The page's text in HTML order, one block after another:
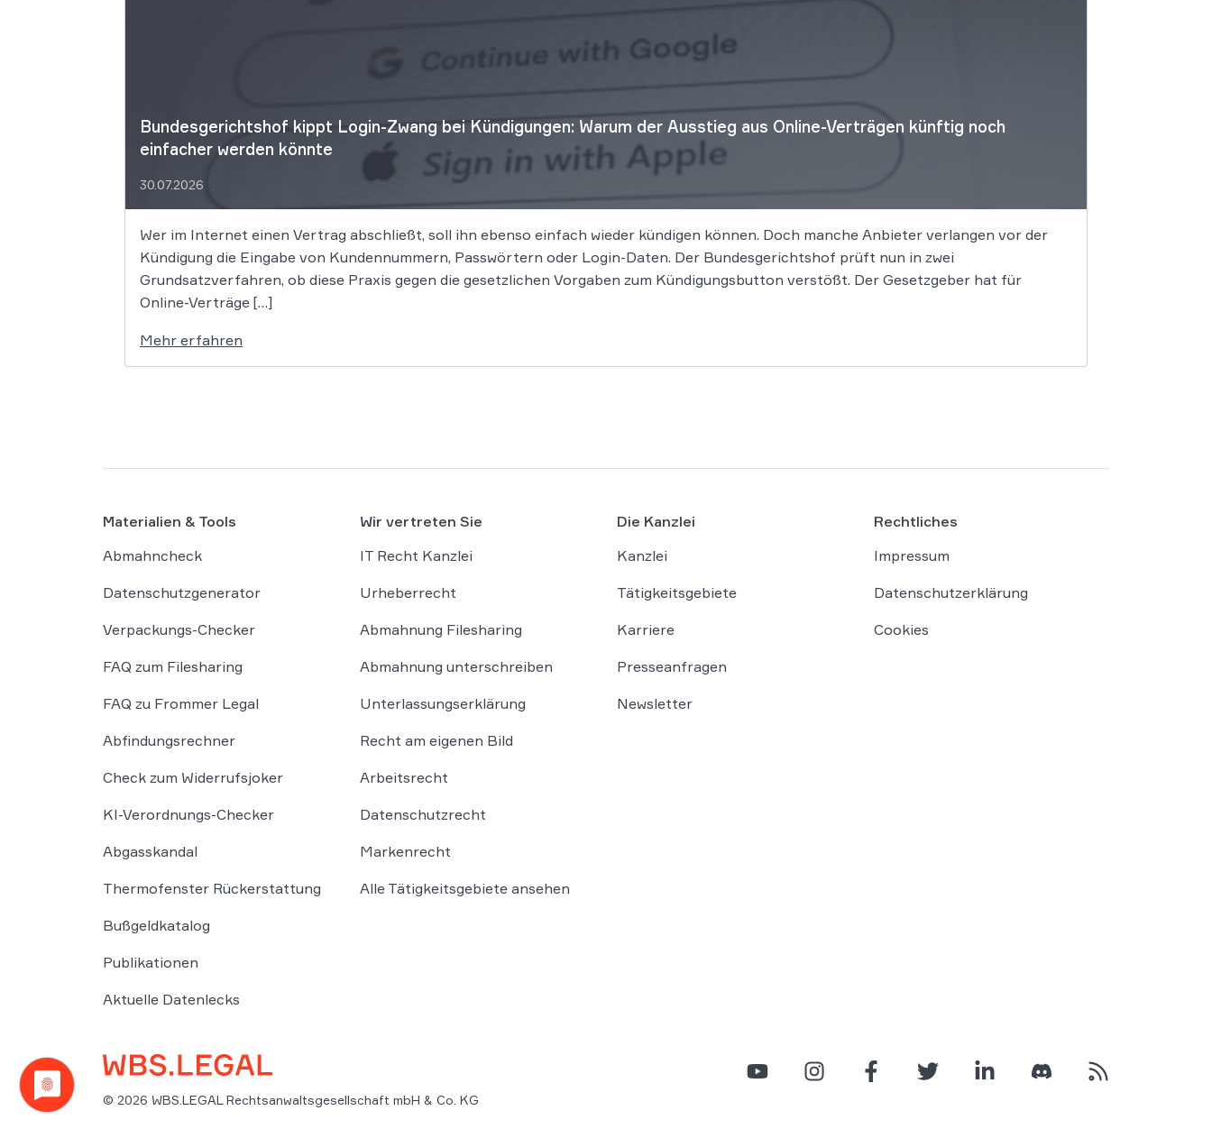
Bundesgerichtshof kippt Login-Zwang bei Kündigungen: Warum der Ausstieg aus Online-Verträgen künftig noch
einfacher werden könnte
30.07.2026
Wer im Internet einen Vertrag abschließt, soll ihn ebenso einfach wieder kündigen können. Doch manche Anbieter verlangen vor der
Kündigung die Eingabe von Kundennummern, Passwörtern oder Login-Daten. Der Bundesgerichtshof prüft nun in zwei
Grundsatzverfahren, ob diese Praxis gegen die gesetzlichen Vorgaben zum Kündigungsbutton verstößt. Der Gesetzgeber hat für
Online-Verträge […]
Mehr erfahren
Materialien & Tools
Abmahncheck
Datenschutzgenerator
Verpackungs-Checker
FAQ zum Filesharing
FAQ zu Frommer Legal
Abfindungsrechner
Check zum Widerrufsjoker
KI-Verordnungs-Checker
Abgasskandal
Thermofenster Rückerstattung
Bußgeldkatalog
Publikationen
Aktuelle Datenlecks
Wir vertreten Sie
IT Recht Kanzlei
Urheberrecht
Abmahnung Filesharing
Abmahnung unterschreiben
Unterlassungserklärung
Recht am eigenen Bild
Arbeitsrecht
Datenschutzrecht
Markenrecht
Alle Tätigkeitsgebiete ansehen
Die Kanzlei
Kanzlei
Tätigkeitsgebiete
Karriere
Presseanfragen
Newsletter
Rechtliches
Impressum
Datenschutzerklärung
Cookies
© 2026 WBS.LEGAL Rechtsanwaltsgesellschaft mbH & Co. KG